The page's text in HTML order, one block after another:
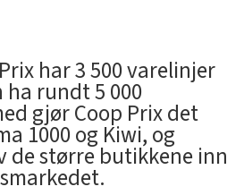
har 3 500 varelinjer
ha rundt 5 000
gjør Coop Prix det
1000 og Kiwi, og
de større butikkene inn